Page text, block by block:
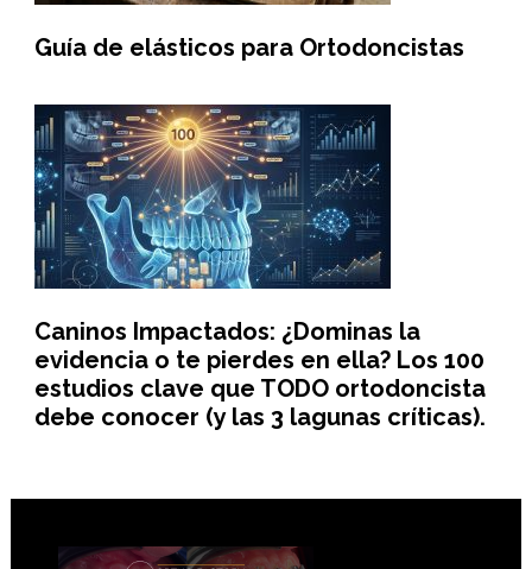
Guía de elásticos para Ortodoncistas
Caninos Impactados: ¿Dominas la
evidencia o te pierdes en ella? Los 100
estudios clave que TODO ortodoncista
debe conocer (y las 3 lagunas críticas).